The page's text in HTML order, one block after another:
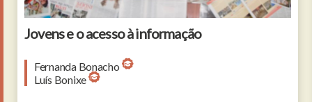
Jovens e o acesso à informação
Fernanda Bonacho
Luís Bonixe